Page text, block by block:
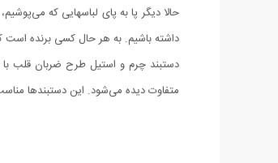
حالا دیگر پا به پای لباسهایی که
داشته باشیم. به هر حال کسی برنده است
دستبند چرم و استیل طرح ضربان قلب با
متفاوت دیده می‌شود. این دستبندها